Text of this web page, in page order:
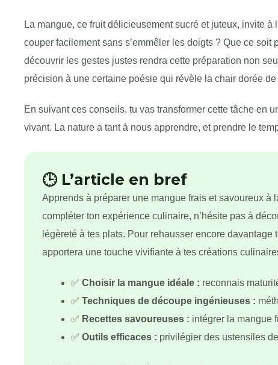
La mangue, ce fruit délicieusement sucré et juteux, invite
couper facilement sans s’emmêler les doigts ? Que ce
découvrir les gestes justes rendra cette préparation non
précision à une certaine poésie qui révèle la chair dorée
En suivant ces conseils, tu vas transformer cette tâche en
vivant. La nature a tant à nous apprendre, et prendre le
🕒 L’article en bref
Apprends à préparer une mangue frais et savoureux
compléter ton expérience culinaire, n’hésite pas à
légèreté à tes plats. Pour rehausser encore davantage
apportera une touche vivifiante à tes créations
✅ Choisir la mangue idéale : reconnais
✅ Techniques de découpe ingénieuses :
✅ Recettes savoureuses : intégrer la mangue
✅ Outils efficaces : privilégier des ustensiles